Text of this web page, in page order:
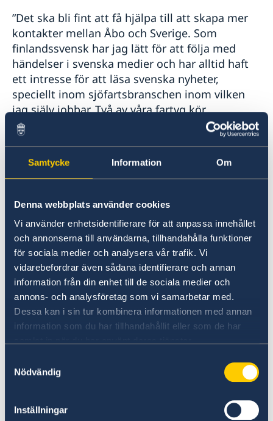
Samtycke Information Om
Denna webbplats använder cookies
Vi använder enhetsidentifierare för att anpassa innehållet
och annonserna till användarna, tillhandahålla funktioner
för sociala medier och analysera vår trafik. Vi
vidarebefordrar även sådana identifierare och annan
information från din enhet till de sociala medier och
annons- och analysföretag som vi samarbetar med.
Dessa kan i sin tur kombinera informationen med annan
information som du har tillhandahållit eller som de har
Nödvändig
Inställningar
”Det ska bli fint att få hjälpa till att skapa mer
kontakter mellan Åbo och Sverige. Som
finlandssvensk har jag lätt för att följa med
händelser i svenska medier och har alltid haft
ett intresse för att läsa svenska nyheter,
speciellt inom sjöfartsbranschen inom vilken
jag själv jobbar. Två av våra fartyg kör
regelbundet till Gävle och Söderköping och vi
har goda affärsrelationer med svenska bolag”,
säger Langh-Lagerlöf.
23.1.2023 och till dess uppgifter hör bland
annat att informera svenska medborgare i det
egna verksamhetsområdet om rättigheter och
möjligheter att få hjälp i Finland, att lämna ut
pass och körkort, fungera som vallokal och
bistå ambassaden i samband med särskilda
händelser. En allt viktigare uppgift är också att
främja svenskt näringsliv och bilateral handel
samt delta i kultursamarbeten med
ambassaden.
Langh-Lagerlöf tar över efter Mikko Ketonen